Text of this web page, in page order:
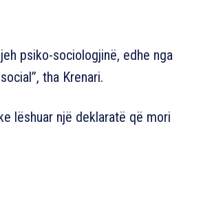
psiko-sociologjinë, edhe nga
tha Krenari.
lëshuar një deklaratë që mori